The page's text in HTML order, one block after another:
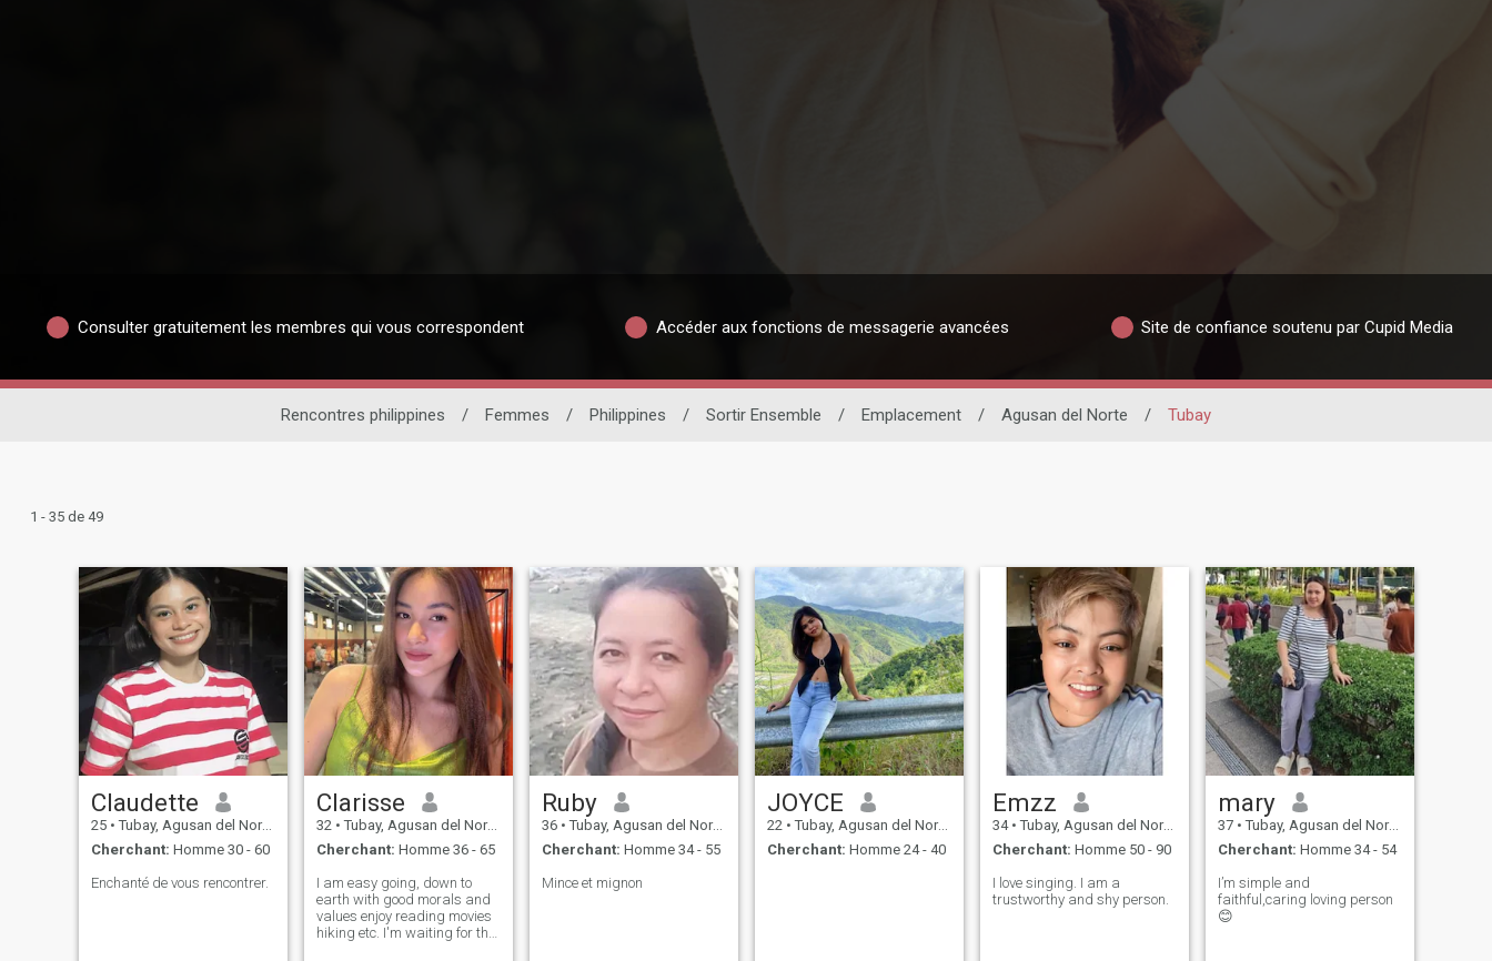
Consulter gratuitement les membres qui vous correspondent Accéder aux fonctions de messagerie avancées Site de confiance soutenu par Cupid Media
Rencontres philippines / Femmes / Philippines / Sortir Ensemble / Emplacement / Agusan del Norte / Tubay
1 - 35 de 49
Claudette
25 • Tubay, Agusan del Norte, Philippines
Cherchant: Homme 30 - 60
Enchanté de vous rencontrer.
Clarisse
32 • Tubay, Agusan del Norte, Philippines
Cherchant: Homme 36 - 65
I am easy going, down to
earth with good morals and
values enjoy reading movies
hiking etc. I'm waiting for the
Ruby
36 • Tubay, Agusan del Norte, Philippines
Cherchant: Homme 34 - 55
Mince et mignon
JOYCE
22 • Tubay, Agusan del Norte, Philippines
Cherchant: Homme 24 - 40
Emzz
34 • Tubay, Agusan del Norte, Philippines
Cherchant: Homme 50 - 90
I love singing. I am a
trustworthy and shy person.
mary
37 • Tubay, Agusan del Norte, Philippines
Cherchant: Homme 34 - 54
I’m simple and
faithful,caring loving person
😊